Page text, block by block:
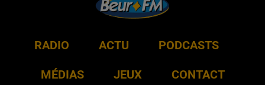
RADIO ACTU PODCASTS
MÉDIAS JEUX CONTACT